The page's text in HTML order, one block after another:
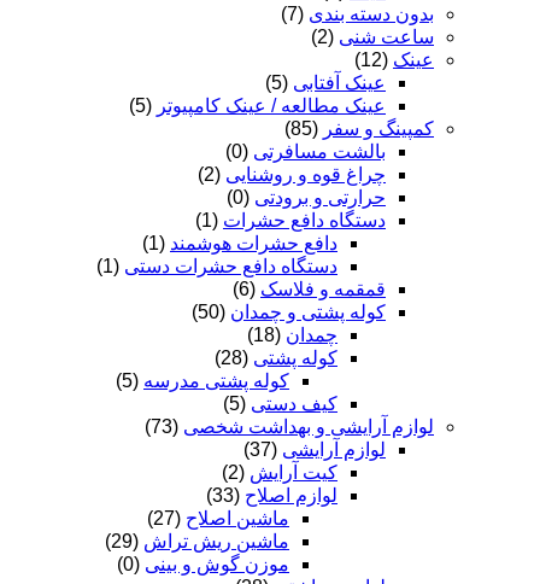
بدون دسته بندی (7)
ساعت شنی (2)
عینک (12)
عینک آفتابی (5)
عینک مطالعه / عینک کامپیوتر (5)
کمپینگ و سفر (85)
بالشت مسافرتی (0)
چراغ قوه و روشنایی (2)
حرارتی و برودتی (0)
دستگاه دافع حشرات (1)
دافع حشرات هوشمند (1)
دستگاه دافع حشرات دستی (1)
قمقمه و فلاسک (6)
کوله پشتی و چمدان (50)
چمدان (18)
کوله پشتی (28)
کوله پشتی مدرسه (5)
کیف دستی (5)
لوازم آرایشی و بهداشت شخصی (73)
لوازم آرایشی (37)
کیت آرایش (2)
لوازم اصلاح (33)
ماشین اصلاح (27)
ماشین ریش تراش (29)
موزن گوش و بینی (0)